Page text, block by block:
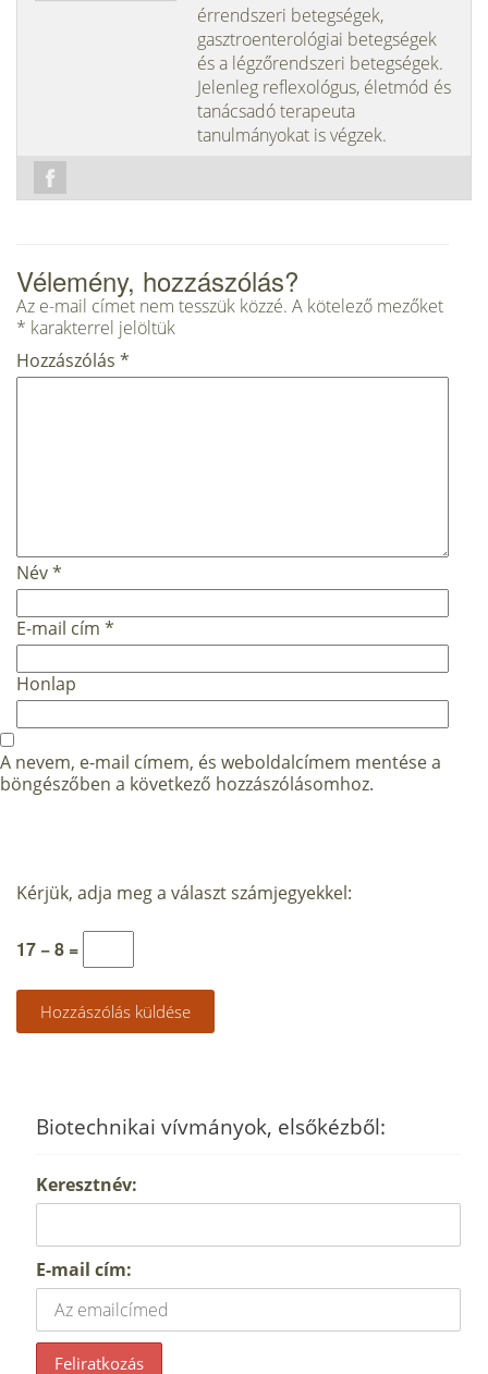
érrendszeri betegségek,
gasztroenterológiai betegségek
és a légzőrendszeri betegségek.
Jelenleg reflexológus, életmód és
tanácsadó terapeuta
tanulmányokat is végzek.
Vélemény, hozzászólás?
Az e-mail címet nem tesszük közzé. A kötelező mezőket
* karakterrel jelöltük
Hozzászólás *
Név*
E-mail cím *
Honlap
A nevem, e-mail címem, és weboldalcímem mentése a
böngészőben a következő hozzászólásomhoz.
Kérjük, adja meg a választ számjegyekkel:
17 − 8 =
Biotechnikai vívmányok, elsőkézből:
Keresztnév:
E-mail cím: